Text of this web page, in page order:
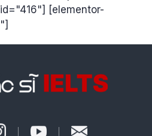
[elementor-